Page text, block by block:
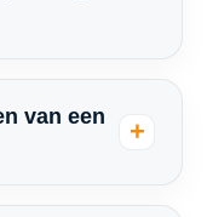
van een